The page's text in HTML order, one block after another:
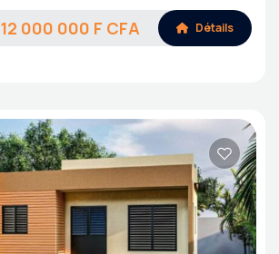
12 000 000 Détails